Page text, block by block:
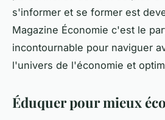
s'informer et se former est
Magazine Économie c'est le
incontournable pour naviguer
l'univers de l'économie et
Éduquer pour mieux